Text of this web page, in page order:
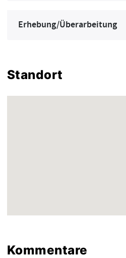
Erhebung/Überarbeitung
Standort
Kommentare